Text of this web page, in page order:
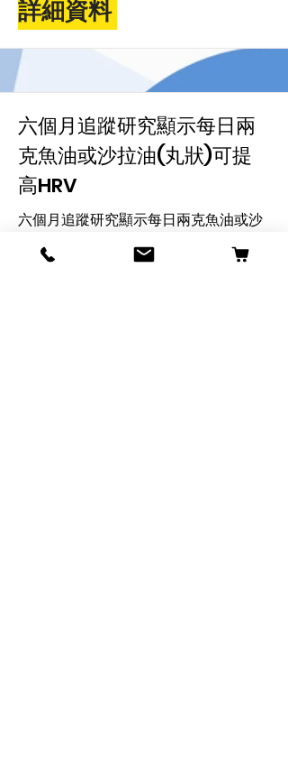
詳細資料
六個月追蹤研究顯示每日兩
克魚油或沙拉油(丸狀)可提
高HRV
六個月追蹤研究顯示每日兩克魚油或沙
時提高HRV,LF,及HF,而沙拉油僅提高HRV